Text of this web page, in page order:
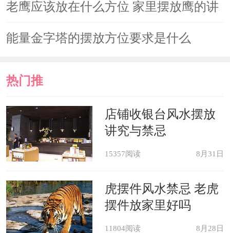
通，空间变大，生活起来才舒适。另
外，像是客厅与书房的隔间，可以改成
量采用开放式设计等等，都是不错的装
修建议。
老鹰应该放在什么方位 家里摆放鹰的讲
究
能量金字塔的摆放方位要求是什么
热门推
荐
店铺收银台风水摆放
讲究与禁忌
15357阅读 8月31日
虎摆件风水禁忌 老虎
摆件放家里好吗
11804阅读 8月28日